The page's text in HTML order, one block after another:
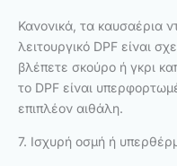
Κανονικά, τα καυσαέρια
λειτουργικό DPF είναι
βλέπετε σκούρο ή γκρι
το DPF είναι
επιπλέον αιθάλη.
7. Ισχυρή οσμή ή